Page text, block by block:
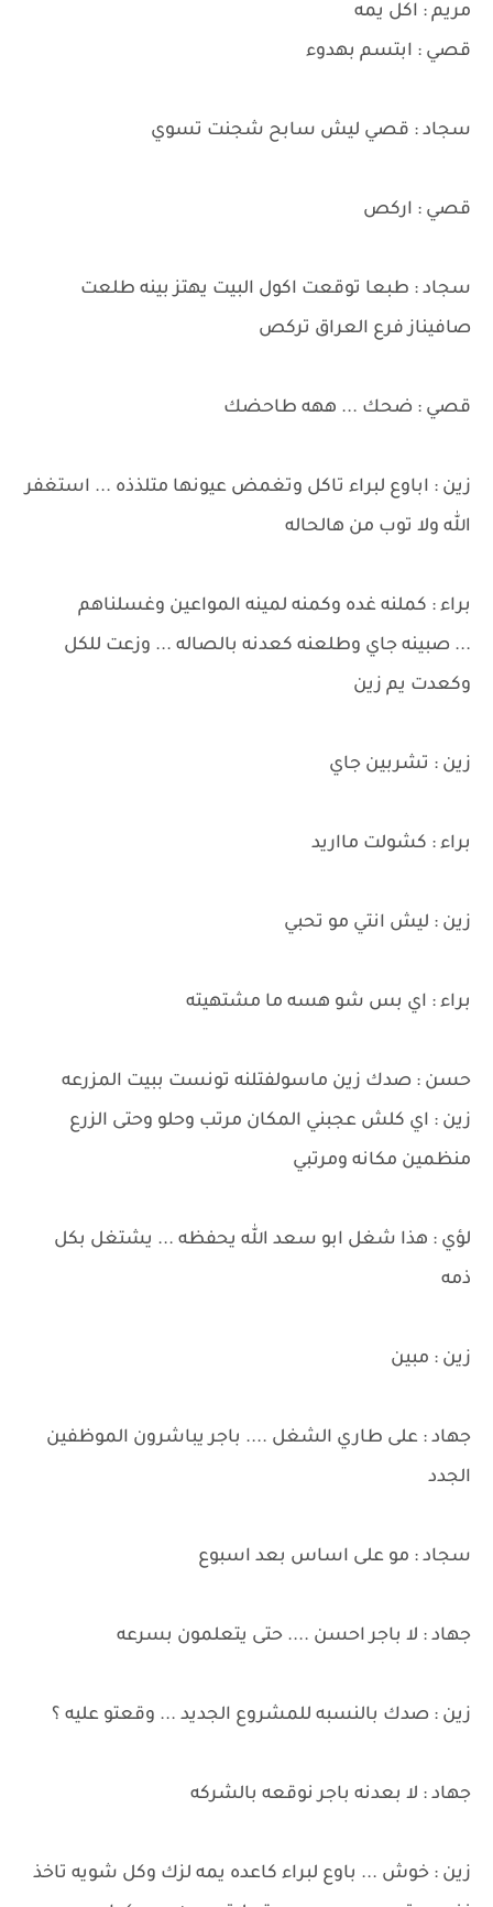
مريم : اكل يمه
قصي : ابتسم بهدوء
سجاد : قصي ليش سابح شجنت تسوي
قصي : اركص
سجاد : طبعا توقعت اكول البيت يهتز بينه طلعت
صافيناز فرع العراق تركص
قصي : ضحك ... ههه طاحضك
زين : اباوع لبراء تاكل وتغمض عيونها متلذذه ... استغفر
الله ولا توب من هالحاله
براء : كملنه غده وكمنه لمينه المواعين وغسلناهم
... صبينه جاي وطلعنه كعدنه بالصاله ... وزعت للكل
وكعدت يم زين
زين : تشربين جاي
براء : كشولت مااريد
زين : ليش انتي مو تحبي
براء : اي بس شو هسه ما مشتهيته
حسن : صدك زين ماسولفتلنه تونست ببيت المزرعه
زين : اي كلش عجبني المكان مرتب وحلو وحتى الزرع
منظمين مكانه ومرتبي
لؤي : هذا شغل ابو سعد الله يحفظه ... يشتغل بكل
ذمه
زين : مبين
جهاد : على طاري الشغل .... باجر يباشرون الموظفين
الجدد
سجاد : مو على اساس بعد اسبوع
جهاد : لا باجر احسن .... حتى يتعلمون بسرعه
زين : صدك بالنسبه للمشروع الجديد ... وقعتو عليه ؟
جهاد : لا بعدنه باجر نوقعه بالشركه
زين : خوش ... باوع لبراء كاعده يمه لزك وكل شويه تاخذ